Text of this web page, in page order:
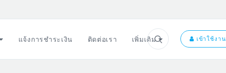
แจ้งการชำระเงิน ติดต่อเรา เพิ่มเติม เข้าใช้งาน